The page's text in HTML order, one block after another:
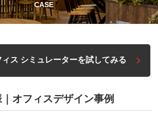
CASE
ス シミュレーターを試してみる
オフィスデザイン事例